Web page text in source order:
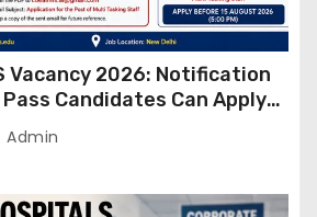
Vacancy 2026: Notification
Candidates Can Apply
Admin